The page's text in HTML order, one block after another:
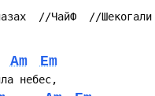
ее глазах  //ЧайФ  //Шекогали
Am Em
небес,